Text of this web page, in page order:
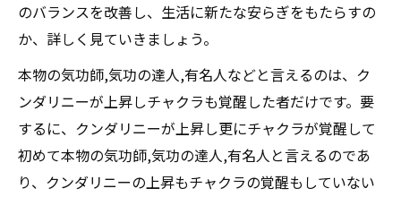
のバランスを改善し、生活に新たな安らぎをもたらすの
か、詳しく見ていきましょう。
本物の気功師,気功の達人,有名人などと言えるのは、ク
ンダリニーが上昇しチャクラも覚醒した者だけです。要
するに、クンダリニーが上昇し更にチャクラが覚醒して
初めて本物の気功師,気功の達人,有名人と言えるのであ
り、クンダリニーの上昇もチャクラの覚醒もしていない